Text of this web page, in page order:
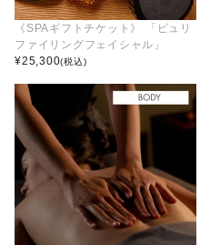
《SPAギフトチケット》 「ピュリ
ファイリングフェイシャル」
¥25,300(税込)